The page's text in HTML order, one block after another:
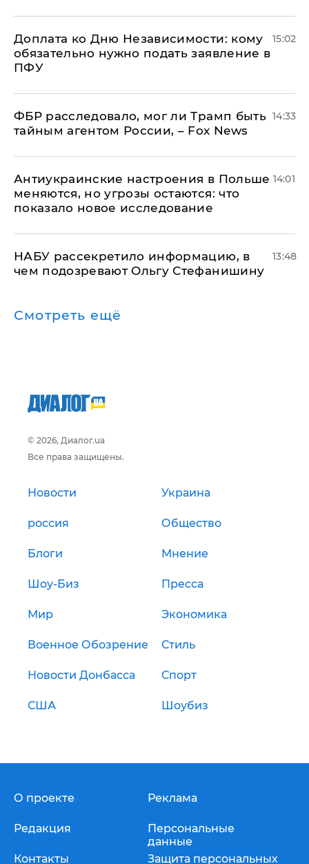
Доплата ко Дню Независимости: кому
обязательно нужно подать заявление в
ПФУ
15:02
ФБР расследовало, мог ли Трамп быть
тайным агентом России, – Fox News
14:33
Антиукраинские настроения в Польше
меняются, но угрозы остаются: что
показало новое исследование
14:01
НАБУ рассекретило информацию, в
чем подозревают Ольгу Стефанишину
13:48
Смотреть ещё
© 2026, Диалог.ua
Все права защищены.
Новости Украина
россия Общество
Блоги Мнение
Шоу-Биз Пресса
Мир Экономика
Военное Обозрение Стиль
Новости Донбасса Спорт
США Шоубиз
О проекте
Редакция
Контакты
Реклама
Персональные
данные
Защита персональных